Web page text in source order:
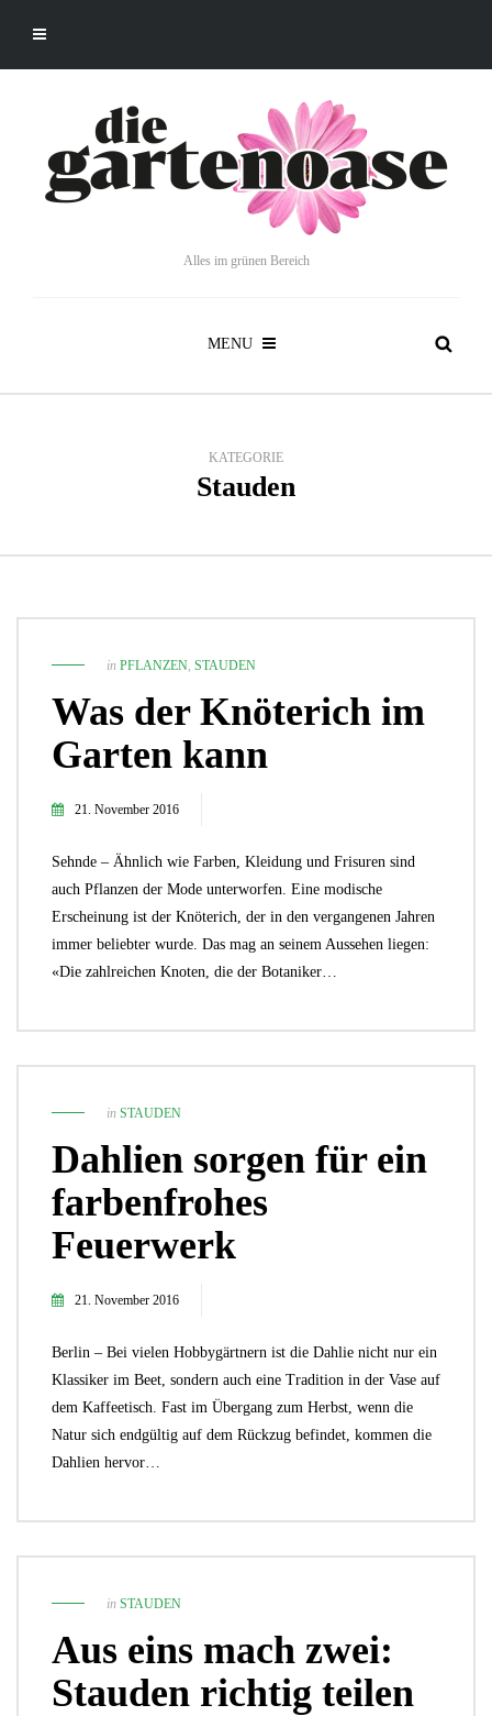
Alles im grünen Bereich
MENU
KATEGORIE
Stauden
in PFLANZEN, STAUDEN
Was der Knöterich im
Garten kann
21. November 2016
Sehnde – Ähnlich wie Farben, Kleidung und Frisuren sind
auch Pflanzen der Mode unterworfen. Eine modische
Erscheinung ist der Knöterich, der in den vergangenen Jahren
immer beliebter wurde. Das mag an seinem Aussehen liegen:
«Die zahlreichen Knoten, die der Botaniker…
in STAUDEN
Dahlien sorgen für ein
farbenfrohes
Feuerwerk
21. November 2016
Berlin – Bei vielen Hobbygärtnern ist die Dahlie nicht nur ein
Klassiker im Beet, sondern auch eine Tradition in der Vase auf
dem Kaffeetisch. Fast im Übergang zum Herbst, wenn die
Natur sich endgültig auf dem Rückzug befindet, kommen die
Dahlien hervor…
in STAUDEN
Aus eins mach zwei:
Stauden richtig teilen